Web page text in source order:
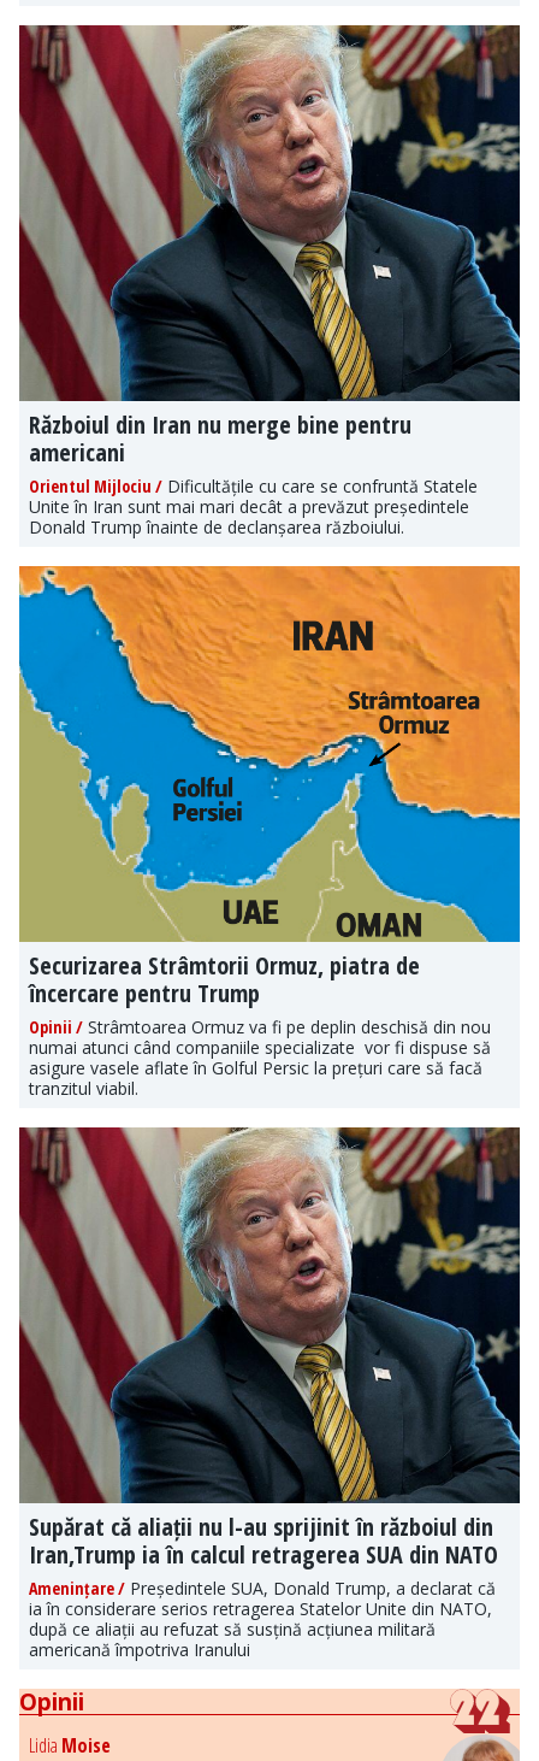
Războiul din Iran nu merge bine pentru
americani
Orientul Mijlociu / Dificultățile cu care se confruntă Statele
Unite în Iran sunt mai mari decât a prevăzut președintele
Donald Trump înainte de declanșarea războiului.
Securizarea Strâmtorii Ormuz, piatra de
încercare pentru Trump
Opinii / Strâmtoarea Ormuz va fi pe deplin deschisă din nou
numai atunci când companiile specializate vor fi dispuse să
asigure vasele aflate în Golful Persic la prețuri care să facă
tranzitul viabil.
Supărat că aliații nu l-au sprijinit în războiul din
Iran,Trump ia în calcul retragerea SUA din NATO
Amenințare / Președintele SUA, Donald Trump, a declarat că
ia în considerare serios retragerea Statelor Unite din NATO,
după ce aliații au refuzat să susțină acțiunea militară
americană împotriva Iranului
Opinii
Lidia Moise